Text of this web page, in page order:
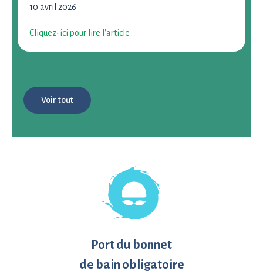
10 avril 2026
Cliquez-ici pour lire l'article
Voir tout
Port du bonnet
de bain obligatoire